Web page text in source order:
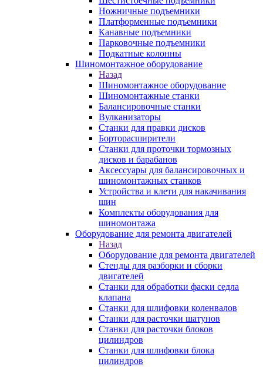
Ножничные подъемники
Платформенные подъемники
Канавные подъемники
Парковочные подъемники
Подкатные колонны
Шиномонтажное оборудование
Назад
Шиномонтажное оборудование
Шиномонтажные станки
Балансировочные станки
Вулканизаторы
Станки для правки дисков
Борторасширители
Станки для проточки тормозных
дисков и барабанов
Аксессуары для балансировочных и
шиномонтажных станков
Устройства и клети для накачивания
шин
Комплекты оборудования для
шиномонтажа
Оборудование для ремонта двигателей
Назад
Оборудование для ремонта двигателей
Стенды для разборки и сборки
двигателей
Станки для обработки фаски седла
клапана
Станки для шлифовки коленвалов
Станки для расточки шатунов
Станки для расточки блоков
цилиндров
Станки для шлифовки блока
цилиндров